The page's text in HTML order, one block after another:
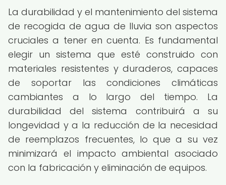
La durabilidad y el mantenimiento del sistema
de recogida de agua de lluvia son aspectos
cruciales a tener en cuenta. Es fundamental
elegir un sistema que esté construido con
materiales resistentes y duraderos, capaces
de soportar las condiciones climáticas
cambiantes a lo largo del tiempo. La
durabilidad del sistema contribuirá a su
longevidad y a la reducción de la necesidad
de reemplazos frecuentes, lo que a su vez
minimizará el impacto ambiental asociado
con la fabricación y eliminación de equipos.